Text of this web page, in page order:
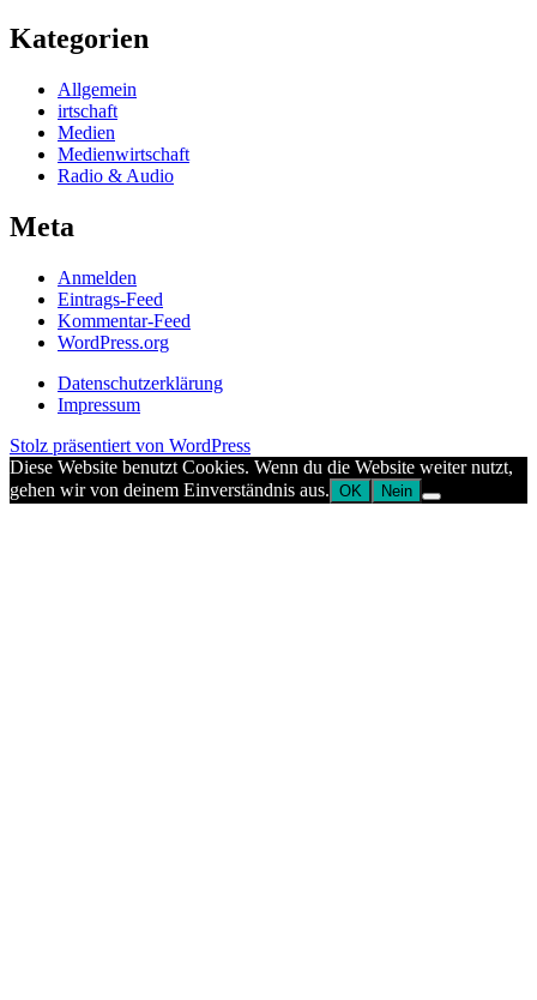
Kategorien
Allgemein
irtschaft
Medien
Medienwirtschaft
Radio & Audio
Meta
Anmelden
Eintrags-Feed
Kommentar-Feed
WordPress.org
Datenschutzerklärung
Impressum
Stolz präsentiert von WordPress
Diese Website benutzt Cookies. Wenn du die Website weiter nutzt,
gehen wir von deinem Einverständnis aus. OK Nein